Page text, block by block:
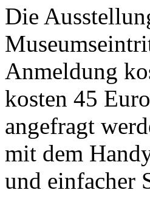
Die
Anmeldung
kosten 45
angefragt
mit dem
und einfacher